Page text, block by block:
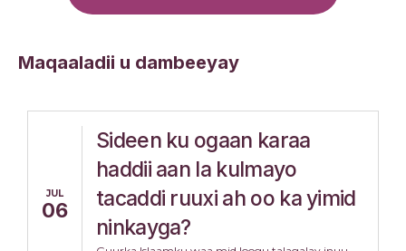
Maqaaladii u dambeeyay
JUL
06
Sideen ku ogaan karaa
haddii aan la kulmayo
tacaddi ruuxi ah oo ka yimid
ninkayga?